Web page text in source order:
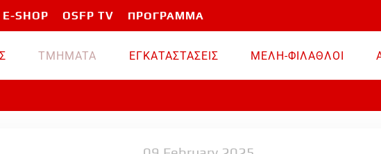
E-SHOP OSFP TV ΠΡΟΓΡΑΜΜΑ
TMHMATA ΕΓΚΑΤΑΣΤΑΣΕΙΣ ΜΕΛΗ-ΦΙΛΑΘΛΟΙ